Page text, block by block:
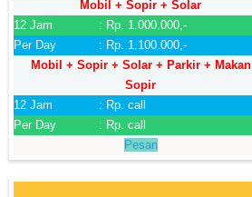
Mobil + Sopir + Solar
12 Jam
: Rp. 1.000.000,-
Per Day
: Rp. 1.100.000,-
Mobil + Sopir + Solar + Parkir + Makan
Sopir
12 Jam
: Rp. call
Per Day
: Rp. call
Pesan